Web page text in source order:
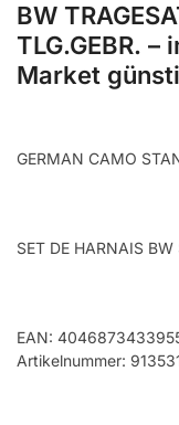
BW
TLG.GEBR.
Market
GERMAN CAMO
SET DE HARNAIS
EAN:
Artikelnummer: